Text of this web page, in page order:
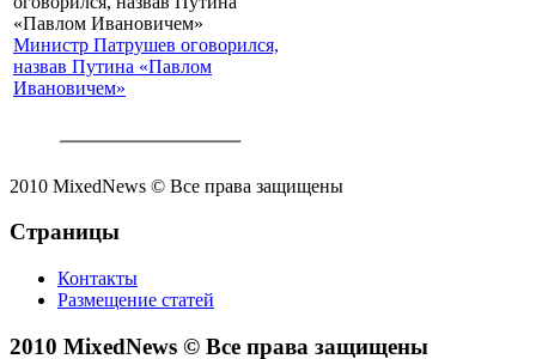
Министр Патрушев оговорился,
назвав Путина «Павлом
Ивановичем»
2010 MixedNews © Все права защищены
Страницы
Контакты
Размещение статей
2010 MixedNews © Все права защищены